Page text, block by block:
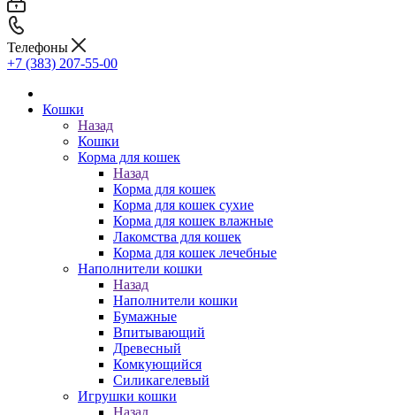
Телефоны
+7 (383) 207-55-00
Кошки
Назад
Кошки
Корма для кошек
Назад
Корма для кошек
Корма для кошек сухие
Корма для кошек влажные
Лакомства для кошек
Корма для кошек лечебные
Наполнители кошки
Назад
Наполнители кошки
Бумажные
Впитывающий
Древесный
Комкующийся
Силикагелевый
Игрушки кошки
Назад